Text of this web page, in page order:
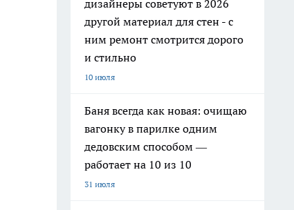
дизайнеры советуют в 2026
другой материал для стен - с
ним ремонт смотрится дорого
и стильно
10 июля
Баня всегда как новая: очищаю
вагонку в парилке одним
дедовским способом —
работает на 10 из 10
31 июля